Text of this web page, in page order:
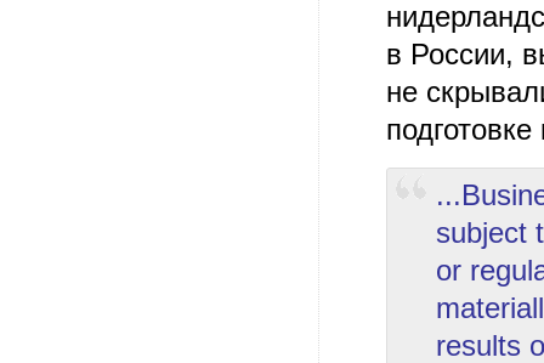
в России,
не
subject
or
results